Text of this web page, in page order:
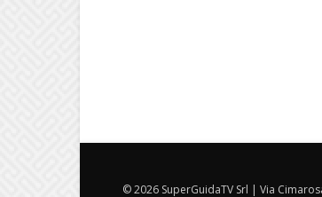
© 2026 SuperGuidaTV Srl | Via